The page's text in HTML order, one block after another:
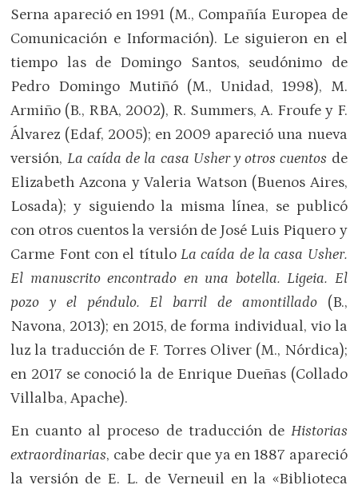
Serna apareció en 1991 (M., Compañía Europea de
Comunicación e Información). Le siguieron en el
tiempo las de Domingo Santos, seudónimo de
Pedro Domingo Mutiñó (M., Unidad, 1998), M.
Armiño (B., RBA, 2002), R. Summers, A. Froufe y F.
Álvarez (Edaf, 2005); en 2009 apareció una nueva
versión, La caída de la casa Usher y otros cuentos de
Elizabeth Azcona y Valeria Watson (Buenos Aires,
Losada); y siguiendo la misma línea, se publicó
con otros cuentos la versión de José Luis Piquero y
Carme Font con el título La caída de la casa Usher.
El manuscrito encontrado en una botella. Ligeia. El
pozo y el péndulo. El barril de amontillado (B.,
Navona, 2013); en 2015, de forma individual, vio la
luz la traducción de F. Torres Oliver (M., Nórdica);
en 2017 se conoció la de Enrique Dueñas (Collado
Villalba, Apache).
En cuanto al proceso de traducción de Historias
extraordinarias, cabe decir que ya en 1887 apareció
la versión de E. L. de Verneuil en la «Biblioteca